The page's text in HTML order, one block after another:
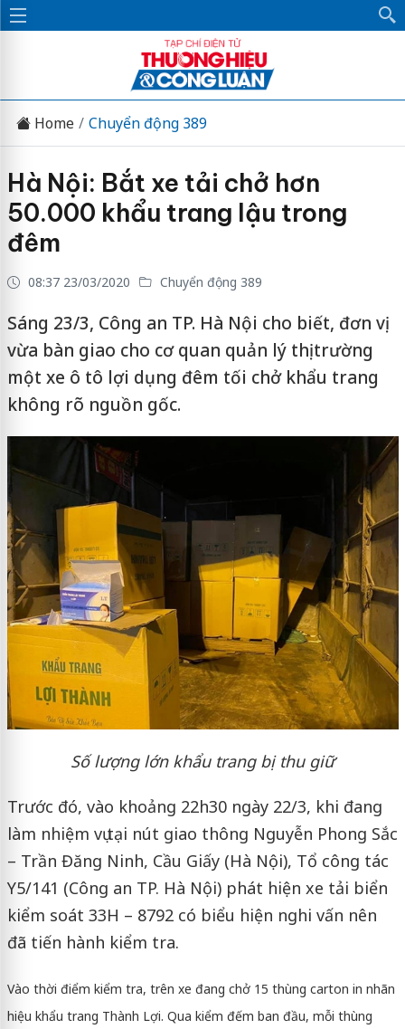
Home Chuyển động 389
Hà Nội: Bắt xe tải chở hơn
50.000 khẩu trang lậu trong
đêm
08:37 23/03/2020 Chuyển động 389
Sáng 23/3, Công an TP. Hà Nội cho biết, đơn vị
vừa bàn giao cho cơ quan quản lý thị trường
một xe ô tô lợi dụng đêm tối chở khẩu trang
không rõ nguồn gốc.
Số lượng lớn khẩu trang bị thu giữ
Trước đó, vào khoảng 22h30 ngày 22/3, khi đang
làm nhiệm vụ tại nút giao thông Nguyễn Phong Sắc
– Trần Đăng Ninh, Cầu Giấy (Hà Nội), Tổ công tác
Y5/141 (Công an TP. Hà Nội) phát hiện xe tải biển
kiểm soát 33H – 8792 có biểu hiện nghi vấn nên
đã tiến hành kiểm tra.
Vào thời điểm kiểm tra, trên xe đang chở 15 thùng carton in nhãn
hiệu khẩu trang Thành Lợi. Qua kiểm đếm ban đầu, mỗi thùng